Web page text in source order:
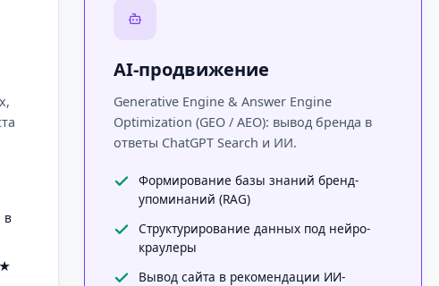
в
AI-продвижение
Generative Engine & Answer Engine
Optimization (GEO / AEO): вывод бренда в
ответы ChatGPT Search и ИИ.
Формирование базы знаний бренд-
упоминаний (RAG)
Структурирование данных под нейро-
краулеры
Вывод сайта в рекомендации ИИ-